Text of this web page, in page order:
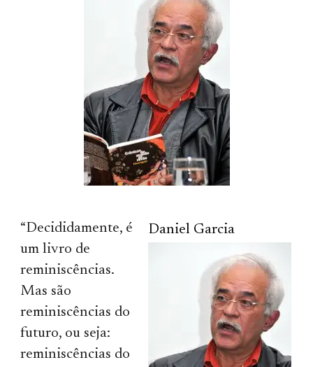
Daniel Garcia
“Decididamente, é
um livro de
reminiscências.
Mas são
reminiscências do
futuro, ou seja:
reminiscências do